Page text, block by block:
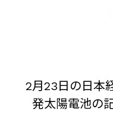
2月23日の日本
発太陽電池の